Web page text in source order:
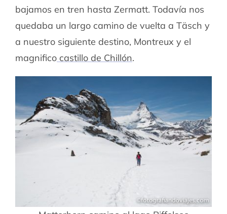
bajamos en tren hasta Zermatt. Todavía nos
quedaba un largo camino de vuelta a Täsch y
a nuestro siguiente destino, Montreux y el
magnificocastillo de Chillón.